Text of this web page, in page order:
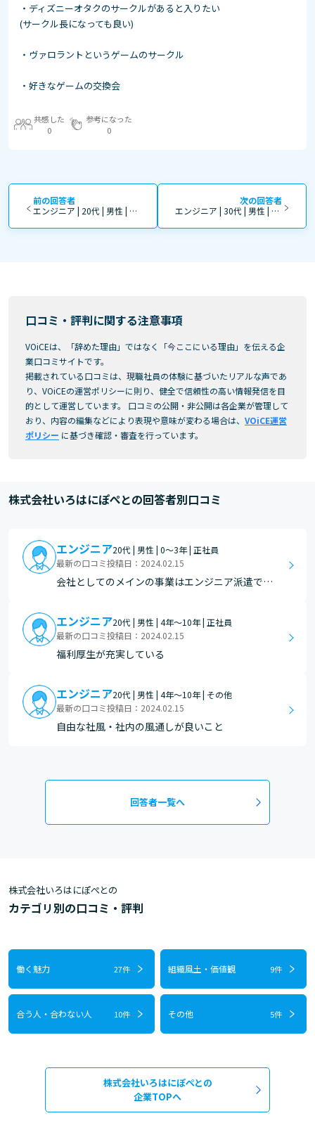
・ディズニーオタクのサークルがあると入りたい
(サークル長になっても良い)
・ヴァロラントというゲームのサークル
・好きなゲームの交換会
共感した
0
参考になった
0
前の回答者
エンジニア | 20代 | 男性 | 4年～10年 | 正社員
次の回答者
エンジニア | 30代 | 男性 | 4年～10年 | 正社員
口コミ・評判に関する注意事項
VOiCEは、「辞めた理由」ではなく「今ここにいる理由」を伝える企
業口コミサイトです。
掲載されている口コミは、現職社員の体験に基づいたリアルな声であ
り、VOiCEの運営ポリシーに則り、健全で信頼性の高い情報発信を目
的として運営しています。 口コミの公開・非公開は各企業が管理して
おり、内容の編集などにより表現や意味が変わる場合は、 VOiCE運営
ポリシー に基づき確認・審査を行っています。
株式会社いろはにぽぺとの回答者別口コミ
エンジニア20代 | 男性 | 0～3年 | 正社員
最新の口コミ投稿日：2024.02.15
会社としてのメインの事業はエンジニア派遣であ
ンによります。派遣の人間にとっての仕事への誇
りは、自身がどのような目標や方向性をもってシ
ステムエンジニアとなり、派遣先でどれだけそれ
とマッチした仕事が…
エンジニア20代 | 男性 | 4年～10年 | 正社員
最新の口コミ投稿日：2024.02.15
福利厚生が充実している
エンジニア20代 | 男性 | 4年～10年 | その他
最新の口コミ投稿日：2024.02.15
自由な社風・社内の風通しが良いこと
回答者一覧へ
株式会社いろはにぽぺとの
カテゴリ別の口コミ・評判
働く魅力 27件 組織風土・価値観 9件
合う人・合わない人 10件 その他 5件
株式会社いろはにぽぺとの
企業TOPへ